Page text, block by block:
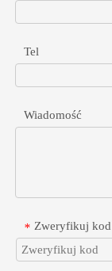
Tel
Wiadomość
* Zweryfikuj kod